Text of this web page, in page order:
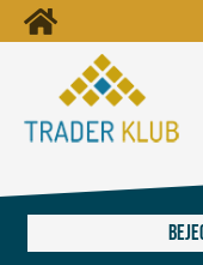
Kihagyás
Toggle
Navigation
Kezdőoldal
Fiókom
Oktatóanyagok